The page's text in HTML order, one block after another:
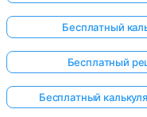
Бесплатный
Бесплатный
Бесплатный